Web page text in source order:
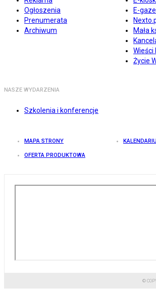
Ogłoszenia
Prenumerata
Archiwum
E-
Mała
Wieści
Życie
NASZE WYDARZENIA
Szkolenia i konferencje
MAPA STRONY
OFERTA PRODUKTOWA
©